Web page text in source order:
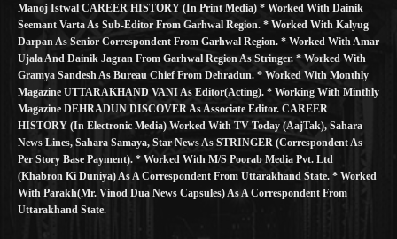
Manoj Istwal CAREER HISTORY (in Print Media) * Worked With Dainik
Seemant Varta As Sub-Editor From Garhwal Region. * Worked With Kalyug
Darpan As Senior Correspondent From Garhwal Region. * Worked With Amar
Ujala And Dainik Jagran From Garhwal Region As Stringer. * Worked With
Gramya Sandesh As Bureau Chief From Dehradun. * Worked With Monthly
Magazine UTTARAKHAND VANI As Editor(Acting). * Working With Minthly
Magazine DEHRADUN DISCOVER As Associate Editor. CAREER
HISTORY (in Electronic Media) Worked With TV Today (AajTak), Sahara
News Lines, Sahara Samaya, Star News As STRINGER (Correspondent As
Per Story Base Payment). * Worked With M/S Poorab Media Pvt. Ltd
(Khabron Ki Duniya) As A Correspondent From Uttarakhand State. * Worked
With Parakh(Mr. Vinod Dua News Capsules) As A Correspondent From
Uttarakhand State.